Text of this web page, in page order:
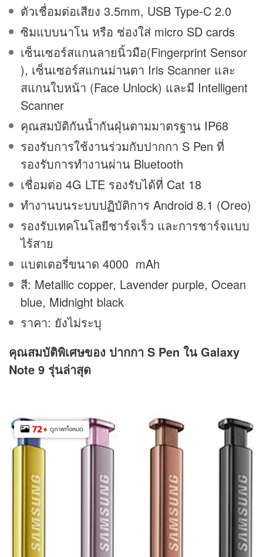
ตัวเชื่อมต่อเสียง 3.5mm, USB Type-C 2.0
ซิมแบบนาโน หรือ ช่องใส่ micro SD cards
เซ็นเซอร์สแกนลายนิ้วมือ(Fingerprint Sensor
), เซ็นเซอร์สแกนม่านตา Iris Scanner และ
สแกนใบหน้า (Face Unlock) และมี Intelligent
Scanner
คุณสมบัติกันน้ำกันฝุ่นตามมาตรฐาน IP68
รองรับการใช้งานร่วมกับปากกา S Pen ที่
รองรับการทำงานผ่าน Bluetooth
เชื่อมต่อ 4G LTE รองรับได้ที่ Cat 18
ทำงานบนระบบปฏิบัติการ Android 8.1 (Oreo)
รองรับเทคโนโลยีชาร์จเร็ว และการชาร์จแบบ
ไร้สาย
แบตเตอรี่ขนาด 4000 mAh
สี: Metallic copper, Lavender purple, Ocean
blue, Midnight black
ราคา: ยังไม่ระบุ
คุณสมบัติพิเศษของ ปากกา S Pen ใน Galaxy
Note 9 รุ่นล่าสุด
72+ ดูภาพทั้งหมด